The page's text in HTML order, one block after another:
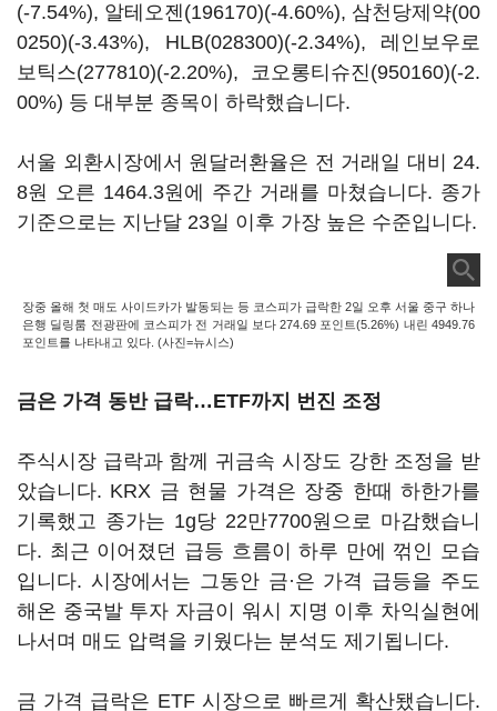
(-7.54%), 알테오젠(196170)(-4.60%), 삼천당제약(00
0250)(-3.43%), HLB(028300)(-2.34%), 레인보우로
보틱스(277810)(-2.20%), 코오롱티슈진(950160)(-2.
00%) 등 대부분 종목이 하락했습니다.
서울 외환시장에서 원달러환율은 전 거래일 대비 24.
8원 오른 1464.3원에 주간 거래를 마쳤습니다. 종가
기준으로는 지난달 23일 이후 가장 높은 수준입니다.
장중 올해 첫 매도 사이드카가 발동되는 등 코스피가 급락한 2일 오후 서울 중구 하나
은행 딜링룸 전광판에 코스피가 전 거래일 보다 274.69 포인트(5.26%) 내린 4949.76
포인트를 나타내고 있다. (사진=뉴시스)
금은 가격 동반 급락…ETF까지 번진 조정
주식시장 급락과 함께 귀금속 시장도 강한 조정을 받
았습니다. KRX 금 현물 가격은 장중 한때 하한가를
기록했고 종가는 1g당 22만7700원으로 마감했습니
다. 최근 이어졌던 급등 흐름이 하루 만에 꺾인 모습
입니다. 시장에서는 그동안 금·은 가격 급등을 주도
해온 중국발 투자 자금이 워시 지명 이후 차익실현에
나서며 매도 압력을 키웠다는 분석도 제기됩니다.
금 가격 급락은 ETF 시장으로 빠르게 확산됐습니다.